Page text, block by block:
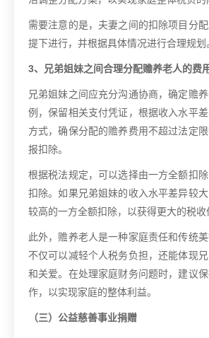
需要注意的是，夫妻之间的扣除项目分
提下进行，并根据具体情况进行合理规划
3、兄弟姐妹之间合理分配赡养老人的费
兄弟姐妹之间应充分沟通协商，确定赡
例，保留相关支付凭证，根据收入水平
方式，确保分配的赡养费用不超过法定
报扣除。
根据税法规定，可以选择由一方全额扣
扣除。如果兄弟姐妹的收入水平差异较
较高的一方全额扣除，以获得更大的税收
此外，赡养老人是一种家庭责任和传统
不仅可以减轻个人税务负担，还能体现
和关爱。在处理家庭财务问题时，建议
作，以实现家庭的整体利益。
（三）公益慈善事业捐赠